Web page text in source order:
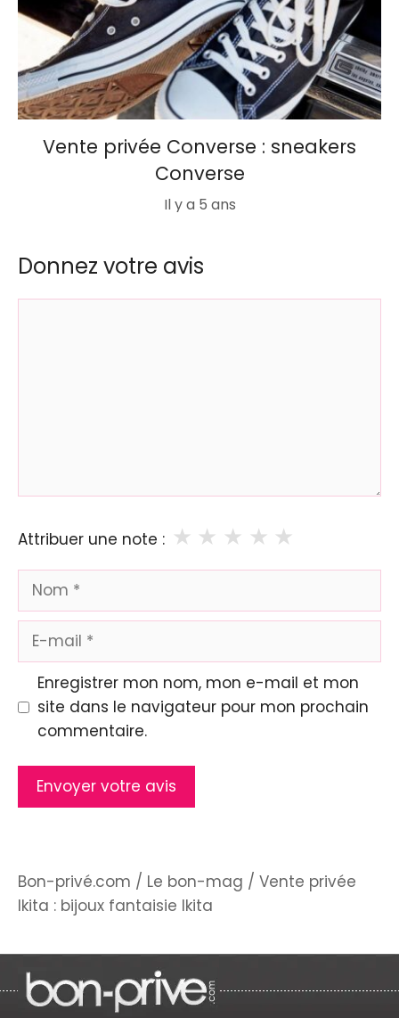
Vente privée Converse : sneakers
Converse
Il y a 5 ans
Donnez votre avis
Attribuer une note : ★
★
★
★
★
Nom
Enregistrer mon nom, mon e-mail et mon
site dans le navigateur pour mon prochain
commentaire.
Bon-privé.com / Le bon-mag / Vente privée
Ikita : bijoux fantaisie Ikita